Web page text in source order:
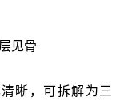
见骨
晰，可拆解为三